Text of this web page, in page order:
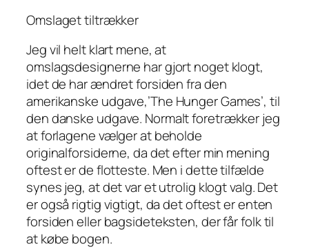
Omslaget tiltrækker
Jeg vil helt klart mene, at
omslagsdesignerne har gjort noget klogt,
idet de har ændret forsiden fra den
amerikanske udgave,’The Hunger Games’, til
den danske udgave. Normalt foretrækker jeg
at forlagene vælger at beholde
originalforsiderne, da det efter min mening
oftest er de flotteste. Men i dette tilfælde
synes jeg, at det var et utrolig klogt valg. Det
er også rigtig vigtigt, da det oftest er enten
forsiden eller bagsideteksten, der får folk til
at købe bogen.